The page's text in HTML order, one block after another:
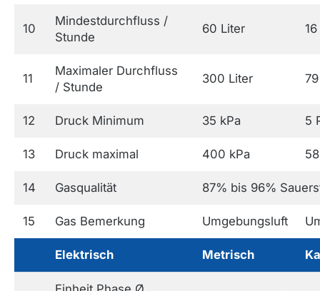
10
Mindestdurchfluss /
Stunde
60 Liter
11
Maximaler Durchfluss
/ Stunde
300 Liter
12 Druck Minimum 35 kPa 5
13 Druck maximal 400 kPa
14 Gasqualität 87% bis 96%
15 Gas Bemerkung Umgebungsluft
Elektrisch Metrisch